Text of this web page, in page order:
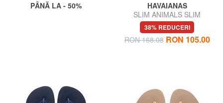
PÂNĂ LA - 50%
HAVAIANAS
SLIM ANIMALS SLIM
ANIMALS flip-flops
38% REDUCERI
RON 168.08 RON 105.00